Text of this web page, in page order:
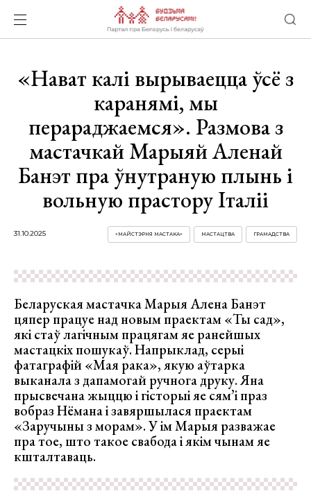
«Нават калі вырываецца ўсё з
каранямі, мы
перараджаемся». Размова з
мастачкай Марыяй Аленай
Банэт пра ўнутраную плынь і
вольную прастору Італіі
31.10.2025 ГРАМАДСТВА
МАСТАЦТВА
«МАЙСТЭРНЯ МАСТАКА»
Беларуская мастачка Марыя Алена Банэт
цяпер працуе над новым праектам «Ты сад»,
які стаў лагічным працягам яе ранейшых
мастацкіх пошукаў. Напрыклад, серыі
фатаграфій «Мая рака», якую аўтарка
выканала з дапамогай ручнога друку. Яна
прысвечана жыццю і гісторыі яе сям’і праз
вобраз Нёмана і завяршылася праектам
«Заручыны з морам». У ім Марыя разважае
пра тое, што такое свабода і якім чынам яе
кшталтаваць.